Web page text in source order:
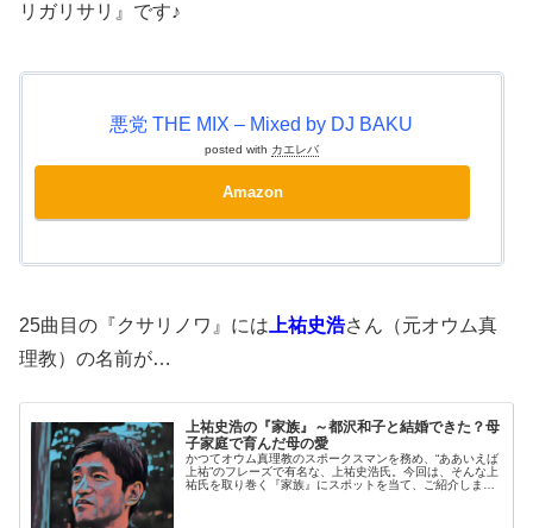
リガリサリ』です♪
悪党 THE MIX – Mixed by DJ BAKU
posted with カエレバ
Amazon
25曲目の『クサリノワ』には 上祐史浩さん（元オウム真
理教）の名前が…
上祐史浩の『家族』～都沢和子と結婚できた？母
子家庭で育んだ母の愛
かつてオウム真理教のスポークスマンを務め、“ああいえば
上祐”のフレーズで有名な、上祐史浩氏。今回は、そんな上
祐氏を取り巻く『家族』にスポットを当て、ご紹介しま